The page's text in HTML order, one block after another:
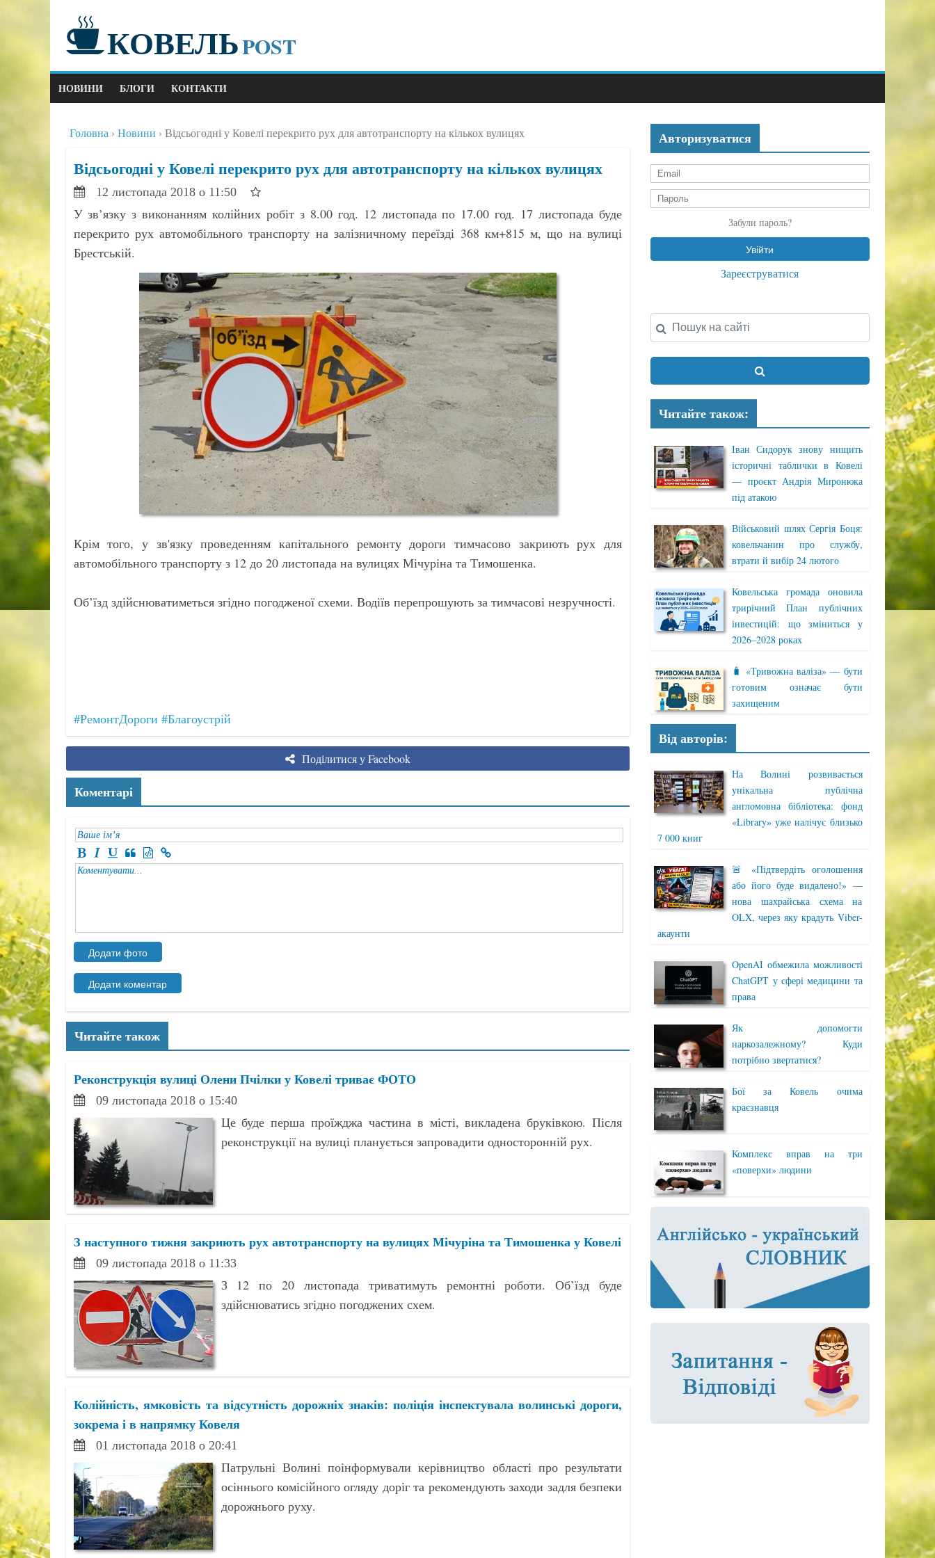
КОВЕЛЬPOST
НОВИНИ БЛОГИ КОНТАКТИ
Головна Новини Відсьогодні у Ковелі перекрито рух для автотранспорту на кількох вулицях
Відсьогодні у Ковелі перекрито рух для автотранспорту на кількох вулицях
12 листопада 2018 о 11:50
У зв’язку з виконанням колійних робіт з 8.00 год. 12 листопада по 17.00 год. 17 листопада буде
перекрито рух автомобільного транспорту на залізничному переїзді 368 км+815 м, що на вулиці
Брестській.
Крім того, у зв'язку проведенням капітального ремонту дороги тимчасово закриють рух для
автомобільного транспорту з 12 до 20 листопада на вулицях Мічуріна та Тимошенка.
Об’їзд здійснюватиметься згідно погодженої схеми. Водіїв перепрошують за тимчасові незручності.
#РемонтДороги #Благоустрій
Поділитися у Facebook
Коментарі
Читайте також
Реконструкція вулиці Олени Пчілки у Ковелі триває ФОТО
09 листопада 2018 о 15:40
Це буде перша проїжджа частина в місті, викладена бруківкою. Після
реконструкції на вулиці планується запровадити односторонній рух.
З наступного тижня закриють рух автотранспорту на вулицях Мічуріна та Тимошенка у Ковелі
09 листопада 2018 о 11:33
З 12 по 20 листопада триватимуть ремонтні роботи. Об’їзд буде
здійснюватись згідно погоджених схем.
Колійність, ямковість та відсутність дорожніх знаків: поліція інспектувала волинські дороги,
зокрема і в напрямку Ковеля
01 листопада 2018 о 20:41
Патрульні Волині поінформували керівництво області про результати
осіннього комісійного огляду доріг та рекомендують заходи задля безпеки
дорожнього руху.
Авторизуватися
Забули пароль?
Зареєструватися
Читайте також:
Іван Сидорук знову нищить
історичні таблички в Ковелі
— проєкт Андрія Миронюка
під атакою
Військовий шлях Сергія Боця:
ковельчанин про службу,
втрати й вибір 24 лютого
Ковельська громада оновила
трирічний План публічних
інвестицій: що зміниться у
2026–2028 роках
🧳 «Тривожна валіза» — бути
готовим означає бути
захищеним
Від авторів:
На Волині розвивається
унікальна публічна
англомовна бібліотека: фонд
«Library» уже налічує близько
7 000 книг
🚨 «Підтвердіть оголошення
або його буде видалено!» —
нова шахрайська схема на
OLX, через яку крадуть Viber-
акаунти
OpenAI обмежила можливості
ChatGPT у сфері медицини та
права
Як допомогти
наркозалежному? Куди
потрібно звертатися?
Бої за Ковель очима
краєзнавця
Комплекс вправ на три
«поверхи» людини